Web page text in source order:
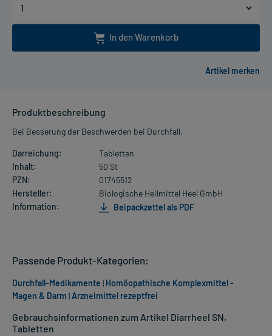
In den Warenkorb
Produktbeschreibung
Bei Besserung der Beschwerden bei Durchfall.
Darreichung:
Tabletten
Inhalt:
50 St
PZN:
01745512
Hersteller:
Biologische Heilmittel Heel GmbH
Information:
Beipackzettel als PDF
Gebrauchsinformationen zum Artikel Diarrheel SN,
Tabletten
Passende Produkt-Kategorien:
Durchfall-Medikamente | Homöopathische Komplexmittel -
Magen & Darm |Arzneimittel rezeptfrei